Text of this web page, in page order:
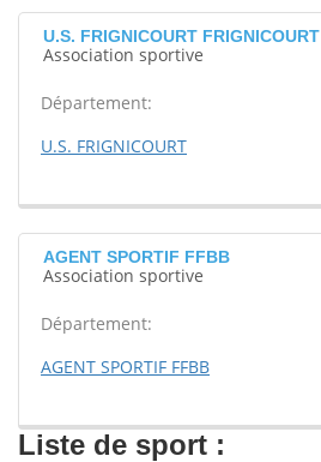
U.S. FRIGNICOURT FRIGNICOURT
Association sportive
Département:
U.S. FRIGNICOURT
AGENT SPORTIF FFBB
Association sportive
Département:
AGENT SPORTIF FFBB
Liste de sport :